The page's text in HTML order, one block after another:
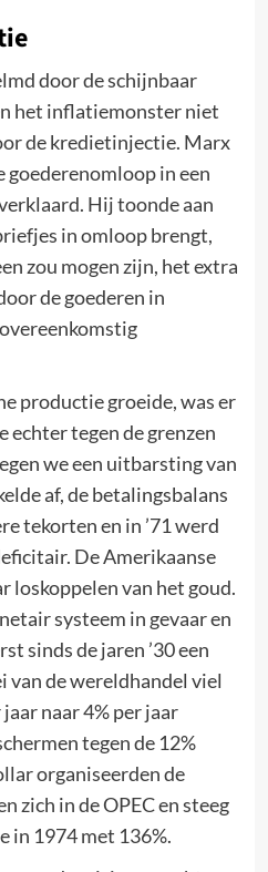
door de schijnbaar
het inflatiemonster niet
de kredietinjectie. Marx
goederenomloop in een
Hij toonde aan
in omloop brengt,
zou mogen zijn, het extra
de goederen in
productie groeide, was er
echter tegen de grenzen
we een uitbarsting van
af, de betalingsbalans
tekorten en in ’71 werd
De Amerikaanse
loskoppelen van het goud.
systeem in gevaar en
sinds de jaren ’30 een
van de wereldhandel viel
naar 4% per jaar
tegen de 12%
organiseerden de
zich in de OPEC en steeg
in 1974 met 136%.